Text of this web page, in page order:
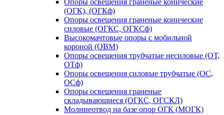
(ОГК), (ОГКф)
Опоры освещения граненые конические
силовые (ОГКС, ОГКСф)
Высокомачтовые опоры с мобильной
короной (ОВМ)
Опоры освещения трубчатые несиловые (ОТ,
ОТф)
Опоры освещения силовые трубчатые (ОС,
ОСф)
Опоры освещения граненые
складывающиеся (ОГКС, ОГСКЛ)
Молниеотвод на базе опор ОГК (МОГК)